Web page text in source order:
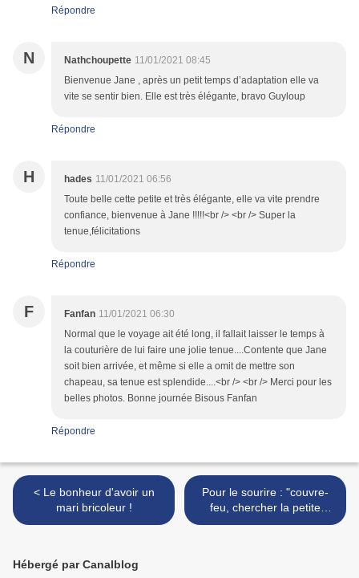
Répondre
N Nathchoupette 11/01/2021 08:45
Bienvenue Jane , après un petit temps d’adaptation elle va
vite se sentir bien. Elle est très élégante, bravo Guyloup
Répondre
H hades 11/01/2021 06:56
Toute belle cette petite et très élégante, elle va vite prendre
confiance, bienvenue à Jane !!!!!<br /> <br /> Super la
tenue,félicitations
Répondre
F Fanfan 11/01/2021 06:30
Normal que le voyage ait été long, il fallait laisser le temps à
la couturière de lui faire une jolie tenue....Contente que Jane
soit bien arrivée, et même si elle a omit de mettre son
chapeau, sa tenue est splendide....<br /> <br /> Merci pour les
belles photos. Bonne journée Bisous Fanfan
Répondre
< Le bonheur d'avoir un
mari bricoleur !
Pour le sourire : "couvre-
feu, chercher la petite
bête"...! >
Hébergé par Canalblog